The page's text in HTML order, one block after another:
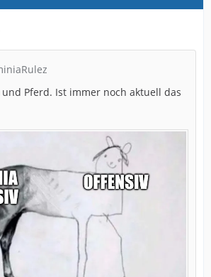
Pferd. Ist immer noch aktuell das